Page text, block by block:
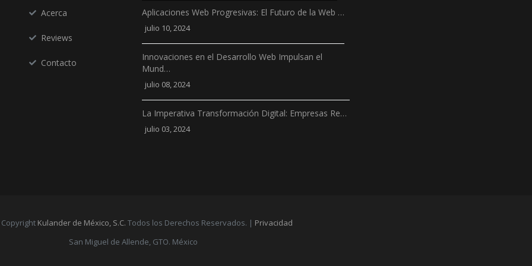
Acerca
Reviews
Contacto
Aplicaciones Web Progresivas: El Futuro de la Web …
julio 10, 2024
Innovaciones en el Desarrollo Web Impulsan el
Mund…
julio 08, 2024
La Imperativa Transformación Digital: Empresas Re…
julio 03, 2024
Kulander de México, S.C. Todos los Derechos Reservados. | Privacidad
San Miguel de Allende, GTO. México